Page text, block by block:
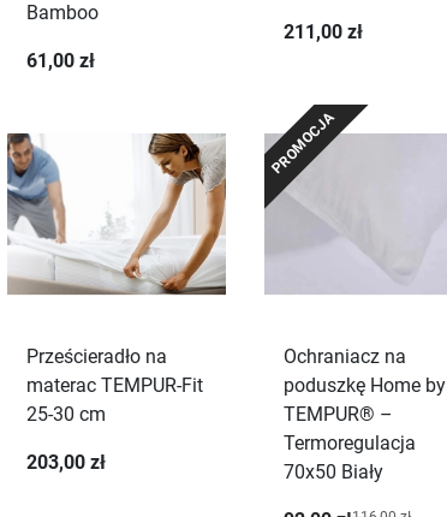
Bamboo
61,00 zł
211,00 zł
Prześcieradło na
materac TEMPUR-Fit
25-30 cm
203,00 zł
PROMOCJA
Ochraniacz na
poduszkę Home by
TEMPUR® –
Termoregulacja
70x50 Biały